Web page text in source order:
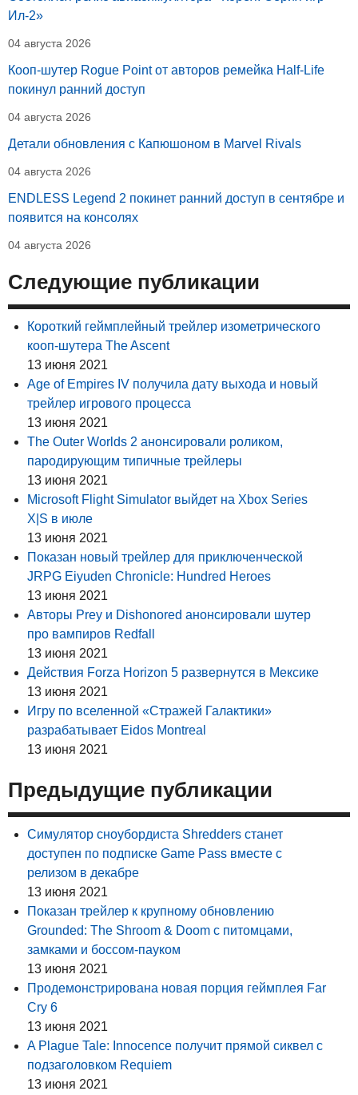
Ил-2»
04 августа 2026
Кооп-шутер Rogue Point от авторов ремейка Half-Life
покинул ранний доступ
04 августа 2026
Детали обновления с Капюшоном в Marvel Rivals
04 августа 2026
ENDLESS Legend 2 покинет ранний доступ в сентябре и
появится на консолях
04 августа 2026
Следующие публикации
Короткий геймплейный трейлер изометрического
кооп-шутера The Ascent
13 июня 2021
Age of Empires IV получила дату выхода и новый
трейлер игрового процесса
13 июня 2021
The Outer Worlds 2 анонсировали роликом,
пародирующим типичные трейлеры
13 июня 2021
Microsoft Flight Simulator выйдет на Xbox Series
X|S в июле
13 июня 2021
Показан новый трейлер для приключенческой
JRPG Eiyuden Chronicle: Hundred Heroes
13 июня 2021
Авторы Prey и Dishonored анонсировали шутер
про вампиров Redfall
13 июня 2021
Действия Forza Horizon 5 развернутся в Мексике
13 июня 2021
Игру по вселенной «Стражей Галактики»
разрабатывает Eidos Montreal
13 июня 2021
Предыдущие публикации
Симулятор сноубордиста Shredders станет
доступен по подписке Game Pass вместе с
релизом в декабре
13 июня 2021
Показан трейлер к крупному обновлению
Grounded: The Shroom & Doom с питомцами,
замками и боссом-пауком
13 июня 2021
Продемонстрирована новая порция геймплея Far
Cry 6
13 июня 2021
A Plague Tale: Innocence получит прямой сиквел с
подзаголовком Requiem
13 июня 2021